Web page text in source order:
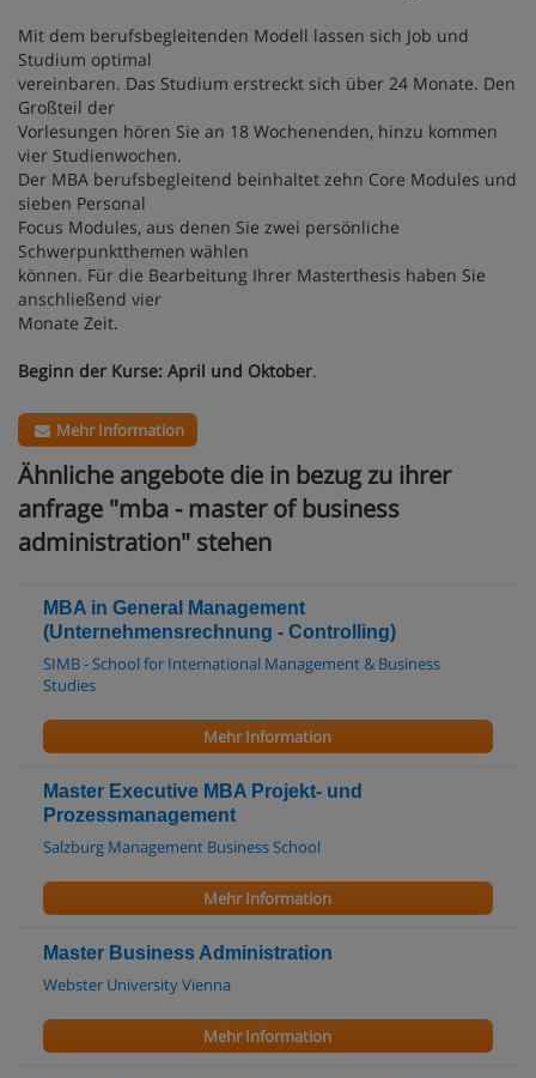
Mit dem berufsbegleitenden Modell lassen sich Job und
Studium optimal
vereinbaren. Das Studium erstreckt sich über 24 Monate. Den
Großteil der
Vorlesungen hören Sie an 18 Wochenenden, hinzu kommen
vier Studienwochen.
Der MBA berufsbegleitend beinhaltet zehn Core Modules und
sieben Personal
Focus Modules, aus denen Sie zwei persönliche
Schwerpunktthemen wählen
können. Für die Bearbeitung Ihrer Masterthesis haben Sie
anschließend vier
Monate Zeit.
Beginn der Kurse: April und Oktober.
Mehr Information
Ähnliche angebote die in bezug zu ihrer
anfrage "mba - master of business
administration" stehen
MBA in General Management
(Unternehmensrechnung - Controlling)
SIMB - School for International Management & Business
Studies
Mehr Information
Master Executive MBA Projekt- und
Prozessmanagement
Salzburg Management Business School
Mehr Information
Master Business Administration
Webster University Vienna
Mehr Information